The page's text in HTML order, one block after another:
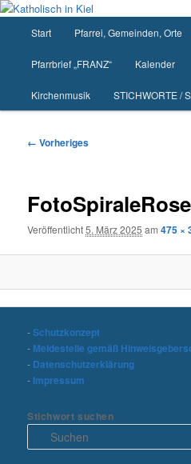
Zum
springen
Start Pfarrei, Gemeinden, Orte
Pfarrbrief „FRANZ“ Kalender
Kirchenmusik STICHWORTE /
Bilder-
← Vorheriges
FotoSpiraleRose
Veröffentlicht5. März 2025 am475 ×
-Schutzkonzept
- Meldestelle gemäß
- Datenschutzerklärung
- Impressum
Stichwort suchen
u